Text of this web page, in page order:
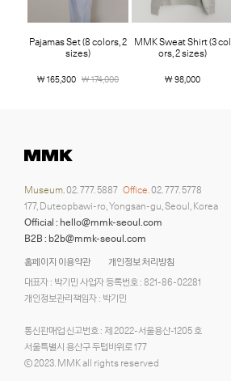
Pajamas Set (8 colors, 2
sizes)
￦ 165,300 ￦ 174,000
MMK Sweat Shirt (3 col
ors, 2 sizes)
￦ 98,000
홈페이지 이용약관
개인정보 처리방침
대표자 : 박기민 사업자 등록번호 : 821-86-02281
개인정보관리책임자 : 박기민
통신판매업 신고번호 : 제 2022-서울용산-1205 호
서울특별시 용산구 두텁바위로 177
ⓒ 2023. MMK all rights reserved
Museum.02. 777. 5887 Office.02. 777. 5778
177, Duteopbawi-ro, Yongsan-gu, Seoul, Korea
Official : hello@mmk-seoul.com
B2B : b2b@mmk-seoul.com